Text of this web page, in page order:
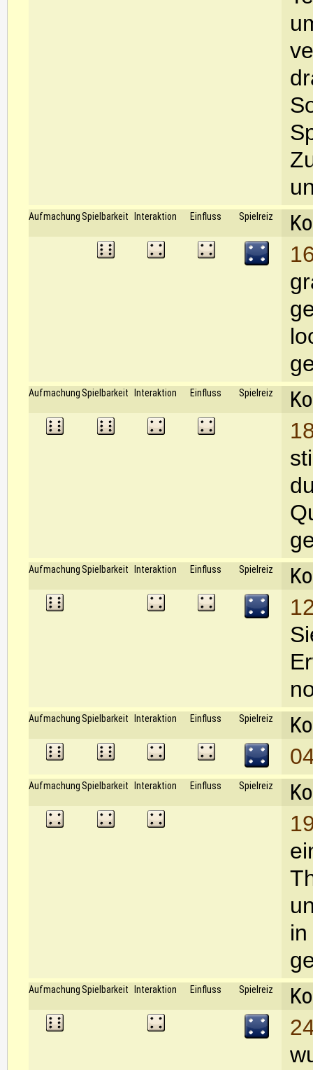
Aufmachung Spielbarkeit Interaktion Einfluss Spielreiz
Aufmachung Spielbarkeit Interaktion Einfluss Spielreiz
Aufmachung Spielbarkeit Interaktion Einfluss Spielreiz
Aufmachung Spielbarkeit Interaktion Einfluss Spielreiz
Aufmachung Spielbarkeit Interaktion Einfluss Spielreiz
Aufmachung Spielbarkeit Interaktion Einfluss Spielreiz